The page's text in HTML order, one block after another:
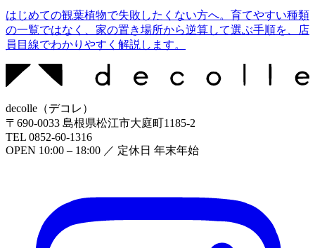
はじめての観葉植物で失敗したくない方へ。育てやすい種類
の一覧ではなく、家の置き場所から逆算して選ぶ手順を、店
員目線でわかりやすく解説します。
decolle （デコレ ）
〒 690-0033 島根県松江市大庭町1185-2
TEL 0852-60-1316
OPEN 10:00 – 18:00 ／ 定休日 年末年始